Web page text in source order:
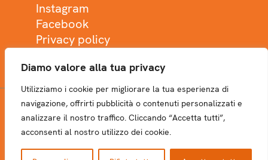
Diamo valore alla tua privacy
Utilizziamo i cookie per migliorare la tua esperienza di
navigazione, offrirti pubblicità o contenuti personalizzati e
analizzare il nostro traffico. Cliccando “Accetta tutti”,
acconsenti al nostro utilizzo dei cookie.
Instagram
Facebook
Privacy policy
NEWSLETTER